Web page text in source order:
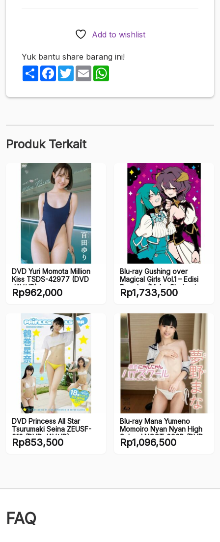
Sakura
Presisi
3D
Scan
Add to wishlist
Yuk bantu share barang ini!
ShareFacebook
TwitterEmail
Produk Terkait
DVD Yuri Momota Million
Kiss TSDS-42977 (DVD
JAV/JP)
Rp962,000
Blu-ray Gushing over
Magical Girls Vol.1 – Edisi
Reguler (Maho Shojo ni
Akogarete) (JP)
Rp1,733,500
DVD Princess All Star
Tsurumaki Seina ZEUSF-
010 (DVD JAV/JP)
Rp853,500
Blu-ray Mana Yumeno
Momoiro Nyan Nyan High
School NOST-090B (DVD
JAV/JP)
Rp1,096,500
FAQ